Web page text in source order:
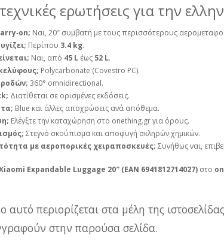
ερωτήσεις για την
Ναι, 20″ συμβατή με τους περισσότερους
Περίπου 3.4 kg.
Ναι, από 45 L έως 52 L.
Polycarbonate (Covestro PC).
360° omnidirectional.
Διατίθεται σε ορισμένες εκδόσεις.
Blue και άλλες αποχρώσεις ανά απόθεμα.
Ελέγξτε την καταχώρηση στο onething.gr για όρους.
Στεγνό σκούπισμα και αποφυγή σκληρών χημικών.
με αεροπορικές χειραποσκευές; Συνήθως ναι,
Expandable Luggage 20″ (EAN 6941812714027) στο
αυτό περιορίζεται στα μέλη της
στην παρούσα σελίδα.